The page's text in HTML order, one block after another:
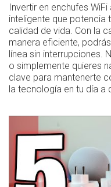
Invertir en enchufes
inteligente que potencia
calidad de vida. Con la
manera eficiente,
línea sin interrupciones.
o simplemente quieres
clave para mantenerte
la tecnología en tu día a